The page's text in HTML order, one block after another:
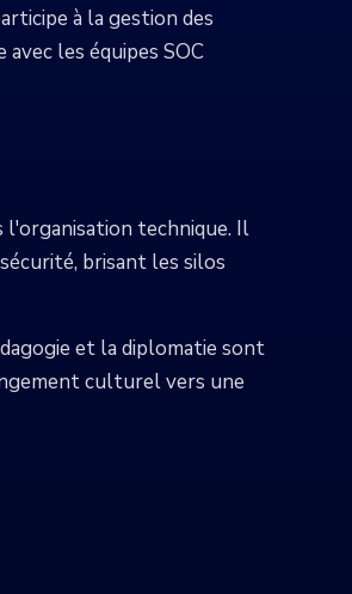
à la gestion des
les équipes SOC
l'organisation technique. Il
brisant les silos
et la diplomatie sont
culturel vers une